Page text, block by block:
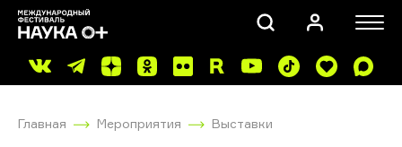
Главная Мероприятия Выставки